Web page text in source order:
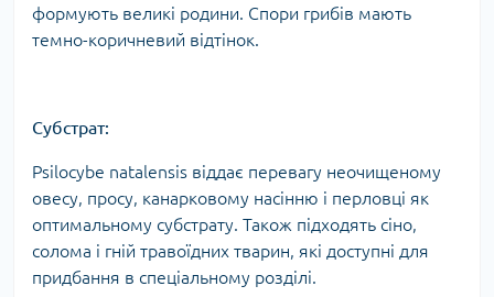
формують великі родини. Спори грибів мають
темно-коричневий відтінок.
Субстрат:
Psilocybe natalensis віддає перевагу неочищеному
овесу, просу, канарковому насінню і перловці як
оптимальному субстрату. Також підходять сіно,
солома і гній травоїдних тварин, які доступні для
придбання в спеціальному розділі.